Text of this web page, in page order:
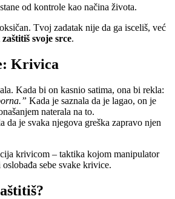
od kontrole kao načina života.
Tvoj zadatak nije da ga isceliš, već
svoje srce.
Krivica
Kada bi on kasnio satima, ona bi rekla:
Kada je saznala da je lagao, on je
naterala na to.
da je svaka njegova greška zapravo njen
krivicom – taktika kojom manipulator
sebe svake krivice.